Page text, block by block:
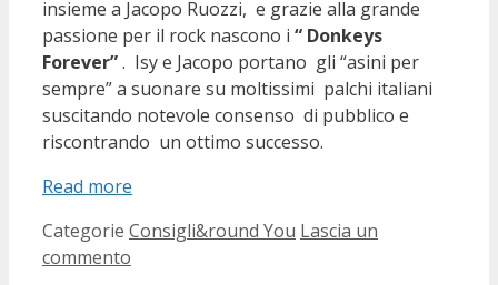
insieme a Jacopo Ruozzi, e grazie alla grande
passione per il rock nascono i “ Donkeys
Forever”. Isy e Jacopo portano gli “asini per
sempre” a suonare su moltissimi palchi italiani
suscitando notevole consenso di pubblico e
riscontrando un ottimo successo.
Read more
Categorie Consigli&round You Lascia un
commento